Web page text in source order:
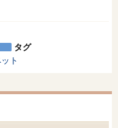
タグ
ト